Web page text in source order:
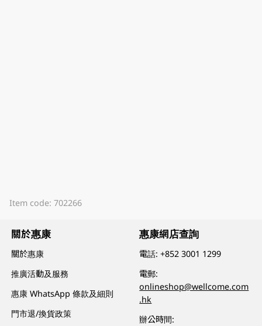
Item code: 702266
關於惠康
關於惠康
推廣活動及服務
惠康 WhatsApp 條款及細則
門市退/換貨政策
惠康網店查詢
電話:+852 3001 1299
電郵:
onlineshop@wellcome.com
.hk
辦公時間: